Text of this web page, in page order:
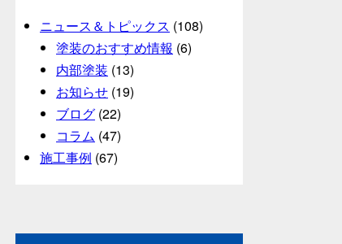
ニュース＆トピックス (108)
塗装のおすすめ情報 (6)
内部塗装 (13)
お知らせ (19)
ブログ (22)
コラム (47)
施工事例 (67)